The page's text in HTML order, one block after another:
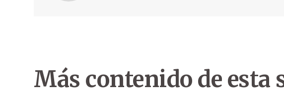
Más contenido de esta